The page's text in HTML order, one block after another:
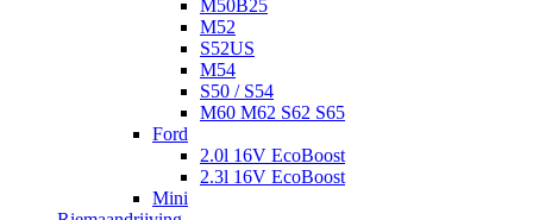
M50B25
M52
S52US
M54
S50 / S54
M60 M62 S62 S65
Ford
2.0l 16V EcoBoost
2.3l 16V EcoBoost
Mini